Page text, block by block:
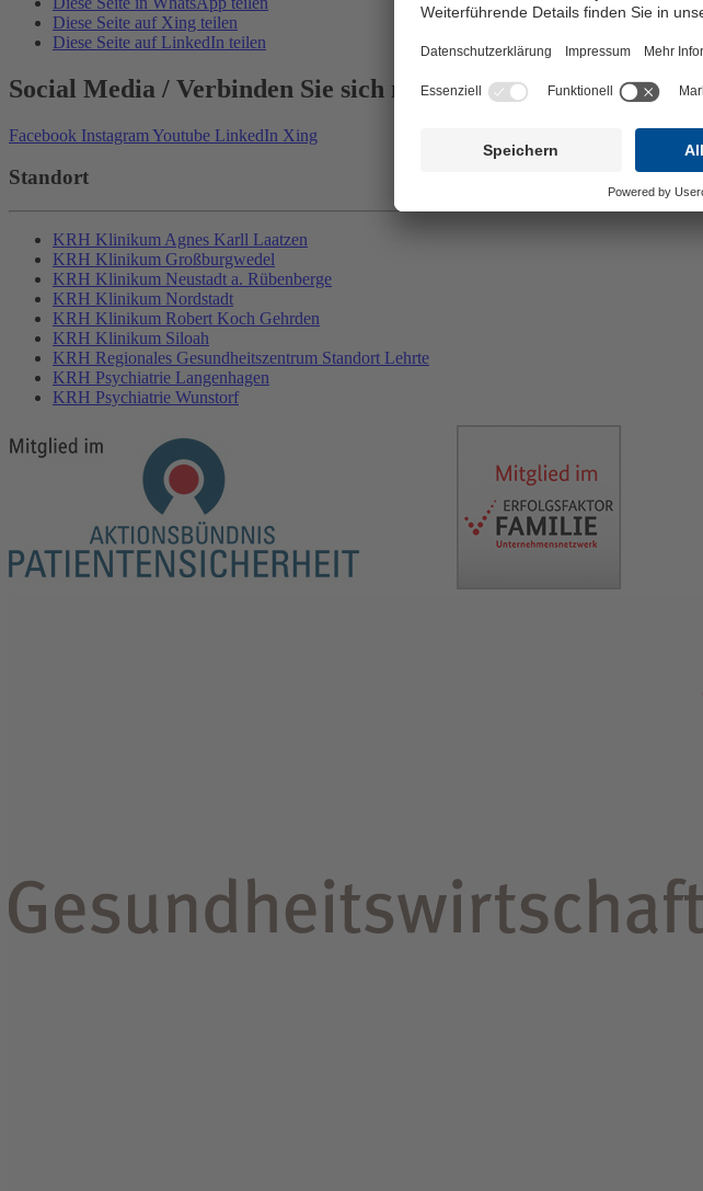
Diese Seite auf Xing teilen
Diese Seite auf LinkedIn teilen
Social Media / Verbinden Sie sich mit Uns
Facebook Instagram Youtube LinkedIn Xing
Standort
KRH Klinikum Agnes Karll Laatzen
KRH Klinikum Großburgwedel
KRH Klinikum Neustadt a. Rübenberge
KRH Klinikum Nordstadt
KRH Klinikum Robert Koch Gehrden
KRH Klinikum Siloah
KRH Regionales Gesundheitszentrum Standort Lehrte
KRH Psychiatrie Langenhagen
KRH Psychiatrie Wunstorf